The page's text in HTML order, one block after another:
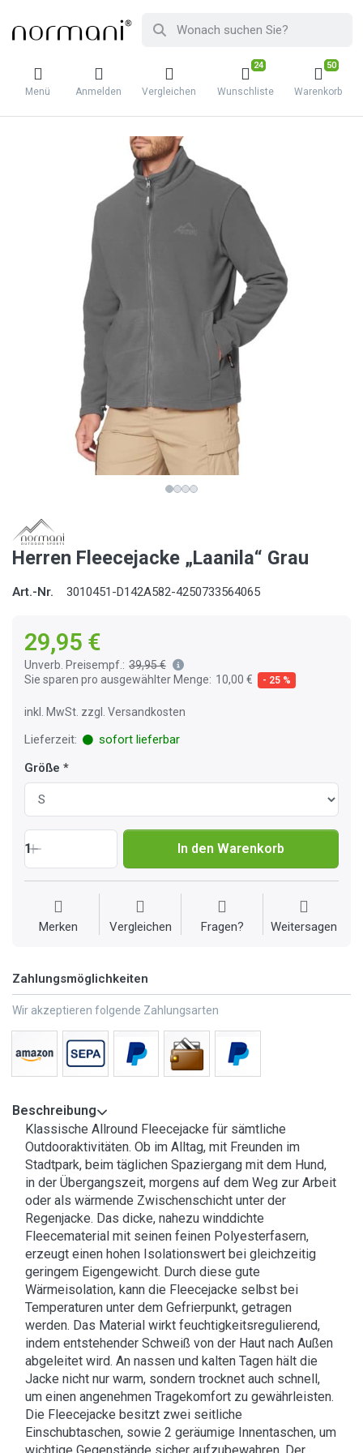
Menü Anmelden Vergleichen
24
Wunschliste
50
Warenkorb
Herren Fleecejacke „Laanila“ Grau
Art.-Nr. 3010451-D142A582-4250733564065
29,95 €
Unverb. Preisempf.: 39,95 €
Sie sparen pro ausgewählter Menge: 10,00 € - 25 %
inkl. MwSt. zzgl. Versandkosten
Lieferzeit:
sofort lieferbar
Größe
1 In den Warenkorb
Merken Vergleichen Fragen? Weitersagen
Zahlungsmöglichkeiten
Wir akzeptieren folgende Zahlungsarten
Beschreibung
Klassische Allround Fleecejacke für sämtliche
Outdooraktivitäten. Ob im Alltag, mit Freunden im
Stadtpark, beim täglichen Spaziergang mit dem Hund,
in der Übergangszeit, morgens auf dem Weg zur Arbeit
oder als wärmende Zwischenschicht unter der
Regenjacke. Das dicke, nahezu winddichte
Fleecematerial mit seinen feinen Polyesterfasern,
erzeugt einen hohen Isolationswert bei gleichzeitig
geringem Eigengewicht. Durch diese gute
Wärmeisolation, kann die Fleecejacke selbst bei
Temperaturen unter dem Gefrierpunkt, getragen
werden. Das Material wirkt feuchtigkeitsregulierend,
indem entstehender Schweiß von der Haut nach Außen
abgeleitet wird. An nassen und kalten Tagen hält die
Jacke nicht nur warm, sondern trocknet auch schnell,
um einen angenehmen Tragekomfort zu gewährleisten.
Die Fleecejacke besitzt zwei seitliche
Einschubtaschen, sowie 2 geräumige Innentaschen, um